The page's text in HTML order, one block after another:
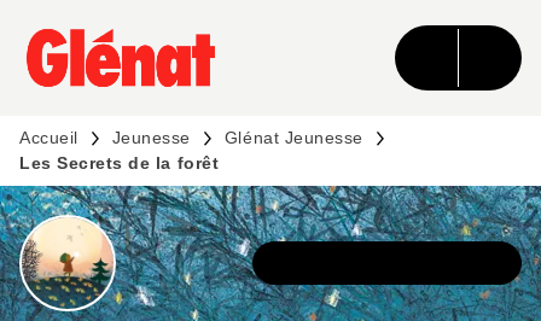
MENU RECHERCHE CONTENU
PIED DE PAGE
Accueil Jeunesse
Glénat Jeunesse
Les Secrets de la forêt